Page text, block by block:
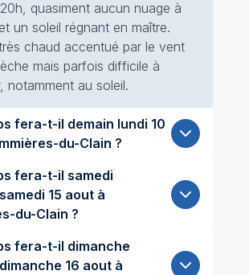
quasiment aucun nuage à
un soleil régnant en maître.
chaud accentué par le vent
mais parfois difficile à
notamment au soleil.
t-il demain lundi 10
du-Clain ?
fera-t-il samedi
du-Clain ?
fera-t-il dimanche